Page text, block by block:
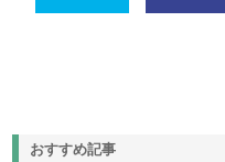
おすすめ記事